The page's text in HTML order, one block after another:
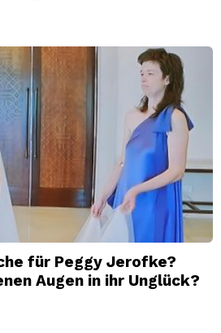
für Peggy Jerofke?
Augen in ihr Unglück?